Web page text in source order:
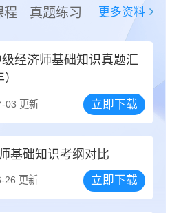
程 真题练习 更多资料
级经济师基础知识真题汇
03 更新 立即下载
基础知识考纲对比
26 更新 立即下载